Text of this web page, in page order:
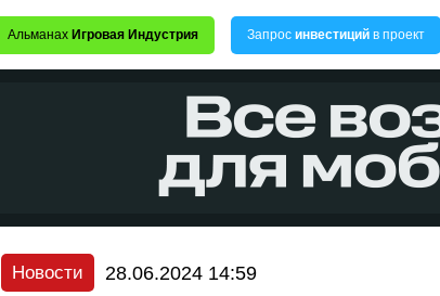
Альманах Игровая Индустрия Запрос инвестиций в проект
Новости 28.06.2024 14:59